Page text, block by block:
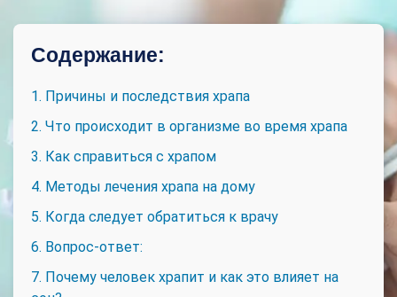
Содержание:
1. Причины и последствия храпа
2. Что происходит в организме во время храпа
3. Как справиться с храпом
4. Методы лечения храпа на дому
5. Когда следует обратиться к врачу
6. Вопрос-ответ:
7. Почему человек храпит и как это влияет на